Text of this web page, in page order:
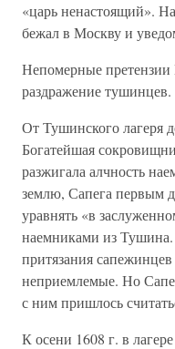
«царь ненастоящий».
бежал в Москву и
Непомерные
раздражение тушинцев.
От Тушинского лагеря
Богатейшая
разжигала алчность
землю, Сапега первым
уравнять «в
наемниками из
притязания
неприемлемые. Но
с ним пришлось
К осени 1608 г. в